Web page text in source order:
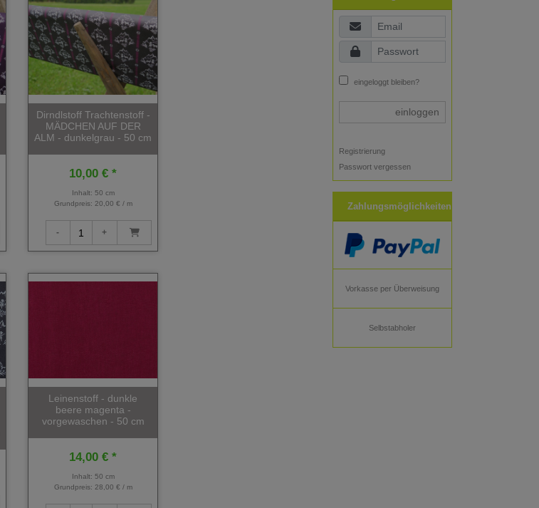
Dirndlstoff Trachtenstoff -
MÄDCHEN AUF DER
ALM - dunkelgrau - 50 cm
10,00 € *
Inhalt: 50 cm
Grundpreis: 20,00 € / m
Leinenstoff - dunkle
beere magenta -
vorgewaschen - 50 cm
14,00 € *
Inhalt: 50 cm
Grundpreis: 28,00 € / m
eingeloggt bleiben?
einloggen
Registrierung
Passwort vergessen
Zahlungsmöglichkeiten
Vorkasse per Überweisung
Selbstabholer